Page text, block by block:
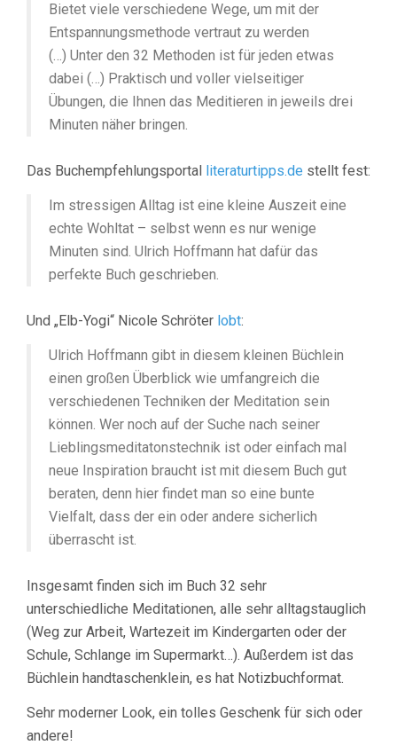
Bietet viele verschiedene Wege, um mit der
Entspannungsmethode vertraut zu werden
(…) Unter den 32 Methoden ist für jeden etwas
dabei (…) Praktisch und voller vielseitiger
Übungen, die Ihnen das Meditieren in jeweils drei
Minuten näher bringen.
Das Buchempfehlungsportal literaturtipps.de stellt fest:
Im stressigen Alltag ist eine kleine Auszeit eine
echte Wohltat – selbst wenn es nur wenige
Minuten sind. Ulrich Hoffmann hat dafür das
perfekte Buch geschrieben.
Und „Elb-Yogi“ Nicole Schröter lobt:
Ulrich Hoffmann gibt in diesem kleinen Büchlein
einen großen Überblick wie umfangreich die
verschiedenen Techniken der Meditation sein
können. Wer noch auf der Suche nach seiner
Lieblingsmeditatonstechnik ist oder einfach mal
neue Inspiration braucht ist mit diesem Buch gut
beraten, denn hier findet man so eine bunte
Vielfalt, dass der ein oder andere sicherlich
überrascht ist.
Insgesamt finden sich im Buch 32 sehr
unterschiedliche Meditationen, alle sehr alltagstauglich
(Weg zur Arbeit, Wartezeit im Kindergarten oder der
Schule, Schlange im Supermarkt…). Außerdem ist das
Büchlein handtaschenklein, es hat Notizbuchformat.
Sehr moderner Look, ein tolles Geschenk für sich oder
andere!